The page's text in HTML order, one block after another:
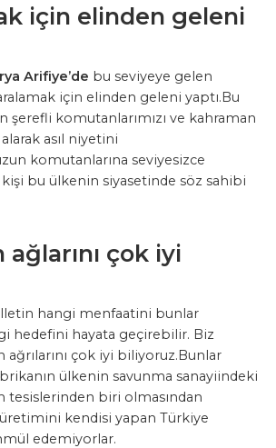
için elinden geleni
Arifiye’de bu seviyeye gelen
için elinden geleni yaptı.Bu
şerefli komutanlarımızı ve kahraman
asıl niyetini
komutanlarına seviyesizce
bu ülkenin siyasetinde söz sahibi
ağlarını çok iyi
hangi menfaatini bunlar
hedefini hayata geçirebilir. Biz
ağrılarını çok iyi biliyoruz.Bunlar
ülkenin savunma sanayiindeki
biri olmasından
üretimini kendisi yapan Türkiye
edemiyorlar.